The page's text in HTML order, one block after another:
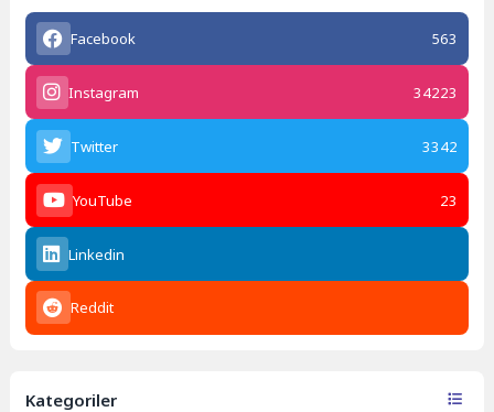
Facebook 563
Instagram 34223
Twitter 3342
YouTube 23
Linkedin
Reddit
Kategoriler